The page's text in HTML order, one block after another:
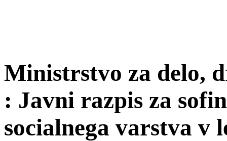
Ministrstvo za delo,
: Javni razpis za
socialnega varstva v